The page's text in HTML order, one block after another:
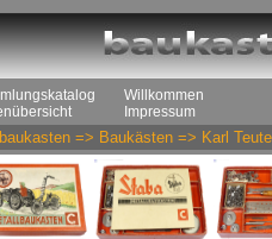
Willkommen
Impressum
=> Baukästen => Karl